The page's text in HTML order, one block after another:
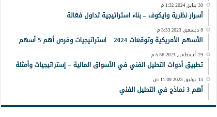
30 يناير, 2024 1:32 م
أسرار نظرية وايكوف – بناء استراتيجية تداول فعّالة
8 ديسمبر, 2023 3:33 م
الأسهم الأمريكية وتوقعات 2024 – استراتيجيات وفرص أهم 5 أسهم
29 أغسطس, 2023 5:56 م
تطبيق أدوات التحليل الفني في الأسواق المالية – إستراتيجيات وأمثلة
13 يوليو, 2023 11:09 ص
أهم 3 نماذج في التحليل الفني